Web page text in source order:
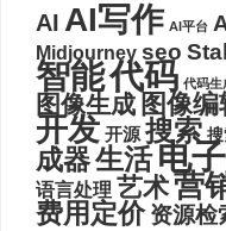
AI AI写作 AI平台
Midjourney seo
智能代码 代码生
图像生成 图像编
开发 开源 搜索
成器生活电
语言处理 艺术营
费用定价 资源检